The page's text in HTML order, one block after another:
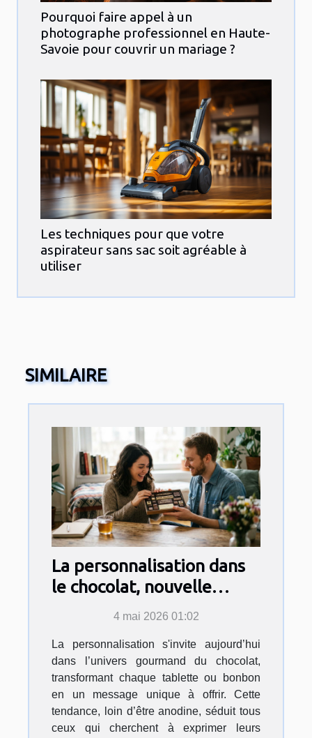
Pourquoi faire appel à un
photographe professionnel en Haute-
Savoie pour couvrir un mariage ?
Les techniques pour que votre
aspirateur sans sac soit agréable à
utiliser
SIMILAIRE
La personnalisation dans
le chocolat, nouvelle
déclaration d’amour ?
4 mai 2026 01:02
La personnalisation s'invite aujourd’hui
dans l’univers gourmand du chocolat,
transformant chaque tablette ou bonbon
en un message unique à offrir. Cette
tendance, loin d’être anodine, séduit tous
ceux qui cherchent à exprimer leurs